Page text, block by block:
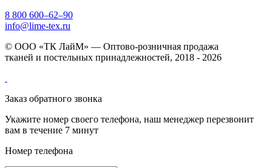
8 800 600–62–90
info@lime-tex.ru
© ООО «ТК ЛайМ» — Оптово-розничная продажа
тканей и постельных принадлежностей, 2018 - 2026
Заказ обратного звонка
Укажите номер своего телефона, наш менеджер перезвонит
вам в течение 7 минут
Номер телефона